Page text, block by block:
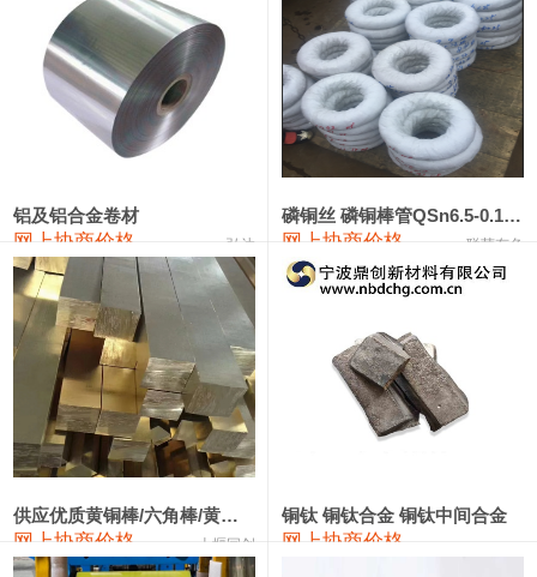
89,000—95,000 92,000 1,000
2#锑 85,000—91,000 88,000 1,000
1#镁 17,000—18,000 17,500 0
18,900—19,100 19,000 100
1#电解锰(99.7%袋装) 18,000—18,200 18,100 100
1#铬 60,000—82,000
553#硅 9,300—9,500
441#硅 9,600—9,800 9,700
3303#硅 10,300—10,500 10,400
2202#硅 14,100—14,300
金属硅3303#-2202# 10,400—14,200 12,300 0
铝及铝合金卷材
网上协商价格 弘达
磷铜丝 磷铜棒管QSn6.5-0.1 7-0.2 8-0.3
网上协商价格 联荣有色
供应优质黄铜棒/六角棒/黄铜方板
网上协商价格 十堰同创
铜钛 铜钛合金 铜钛中间合金
网上协商价格